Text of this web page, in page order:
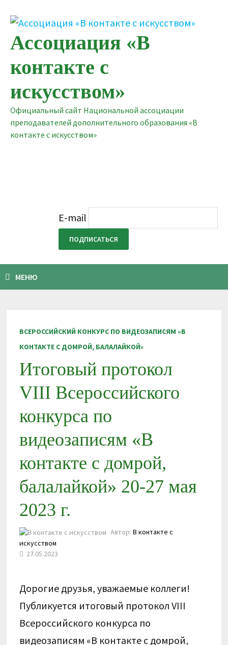
содержимому
Ассоциация «В
контакте с
искусством»
Официальный сайт Национальной ассоциации
преподавателей дополнительного образования «В
контакте с искусством»
E-mail
МЕНЮ
ВСЕРОССИЙСКИЙ КОНКУРС ПО ВИДЕОЗАПИСЯМ «В
КОНТАКТЕ С ДОМРОЙ, БАЛАЛАЙКОЙ»
Итоговый протокол
VIII Всероссийского
конкурса по
видеозаписям «В
контакте с домрой,
балалайкой» 20-27 мая
2023 г.
Автор:В контакте с
искусством
27.05.2023
Дорогие друзья, уважаемые коллеги!
Публикуется итоговый протокол VIII
Всероссийского конкурса по
видеозаписям «В контакте с домрой,